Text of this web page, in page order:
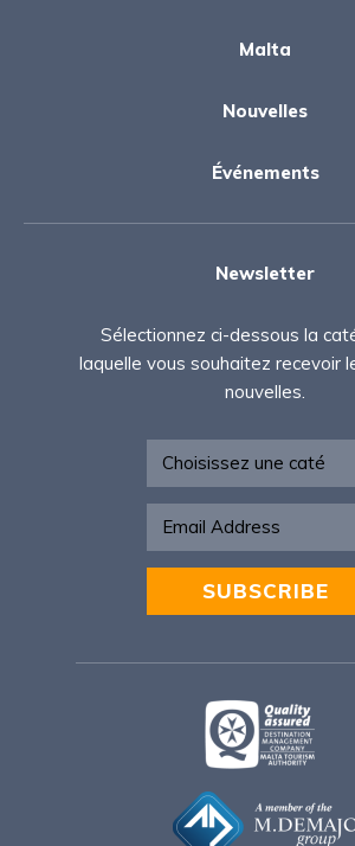
Malta
Nouvelles
Événements
Newsletter
Sélectionnez ci-dessous la
laquelle vous souhaitez recevoir
nouvelles.
Newsletter - FR
SUBSCRIBE